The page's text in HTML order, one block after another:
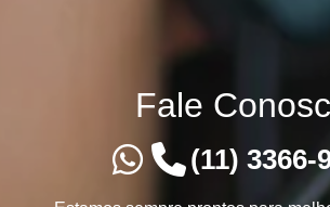
Fale
(11) 3366-